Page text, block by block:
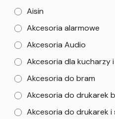
Aisin
Akcesoria alarmowe
Akcesoria Audio
Akcesoria dla kucharzy
Akcesoria do bram
Akcesoria do drukarek
Akcesoria do drukarek i